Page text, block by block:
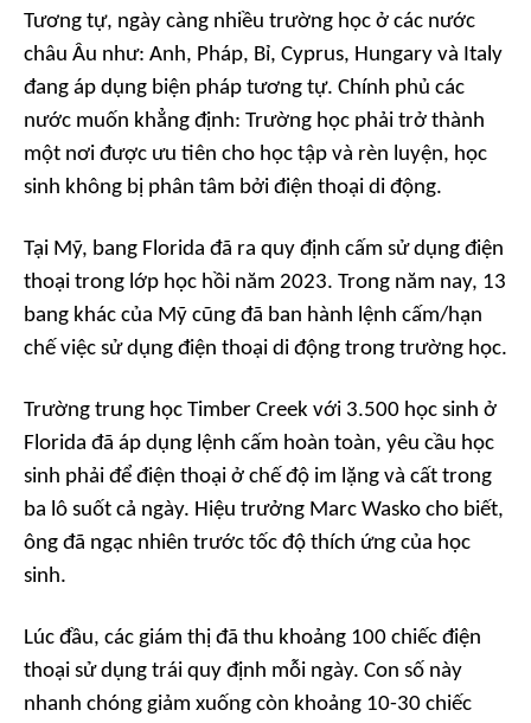
Tương tự, ngày càng nhiều trường học ở các nước
châu Âu như: Anh, Pháp, Bỉ, Cyprus, Hungary và Italy
đang áp dụng biện pháp tương tự. Chính phủ các
nước muốn khẳng định: Trường học phải trở thành
một nơi được ưu tiên cho học tập và rèn luyện, học
sinh không bị phân tâm bởi điện thoại di động.
Tại Mỹ, bang Florida đã ra quy định cấm sử dụng điện
thoại trong lớp học hồi năm 2023. Trong năm nay, 13
bang khác của Mỹ cũng đã ban hành lệnh cấm/hạn
chế việc sử dụng điện thoại di động trong trường học.
Trường trung học Timber Creek với 3.500 học sinh ở
Florida đã áp dụng lệnh cấm hoàn toàn, yêu cầu học
sinh phải để điện thoại ở chế độ im lặng và cất trong
ba lô suốt cả ngày. Hiệu trưởng Marc Wasko cho biết,
ông đã ngạc nhiên trước tốc độ thích ứng của học
sinh.
Lúc đầu, các giám thị đã thu khoảng 100 chiếc điện
thoại sử dụng trái quy định mỗi ngày. Con số này
nhanh chóng giảm xuống còn khoảng 10-30 chiếc